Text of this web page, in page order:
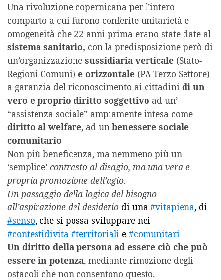
Una rivoluzione copernicana per l’intero
comparto a cui furono conferite unitarietà e
omogeneità che 22 anni prima erano state date al
sistema sanitario, con la predisposizione però di
un’organizzazione sussidiaria verticale (Stato-
Regioni-Comuni) e orizzontale (PA-Terzo Settore)
a garanzia del riconoscimento ai cittadini di un
vero e proprio diritto soggettivo ad un’
“assistenza sociale” ampiamente intesa come
diritto al welfare, ad un benessere sociale
comunitario
Non più beneficenza, ma nemmeno più un
‘semplice’ contrasto al disagio, ma una vera e
propria promozione dell’agio.
Un passaggio della logica del bisogno
all’aspirazione del desiderio di una #vitapiena, di
#senso, che si possa sviluppare nei
#contestidivita #territoriali e #comunitari
Un diritto della persona ad essere ciò che può
essere in potenza, mediante rimozione degli
ostacoli che non consentono questo.